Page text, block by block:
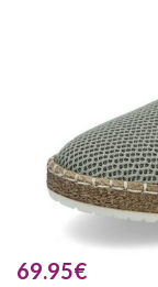
69.95€